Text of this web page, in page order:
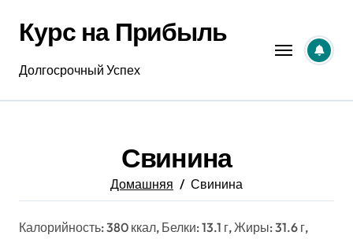
содержанию
Курс на Прибыль
Долгосрочный Успех
Свинина
Домашняя Свинина
Калорийность: 380 ккал, Белки: 13.1 г, Жиры: 31.6 г,